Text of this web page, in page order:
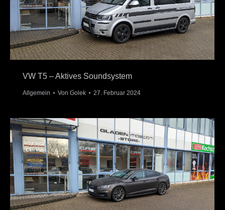
VW T5 – Aktives Soundsystem
Allgemein Von Golek 27. Februar 2024